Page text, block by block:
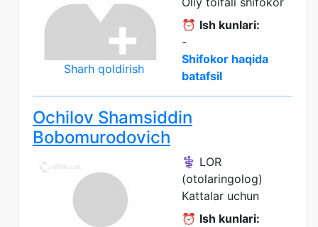
Sharh qoldirish
⏰ Ish kunlari:
-
Shifokor haqida
batafsil
Ochilov Shamsiddin
Bobomurodovich
⚕️ LOR
(otolaringolog)
Kattalar uchun
⏰ Ish kunlari: